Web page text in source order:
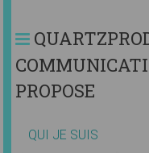
PROPOSE
QUI JE SUIS